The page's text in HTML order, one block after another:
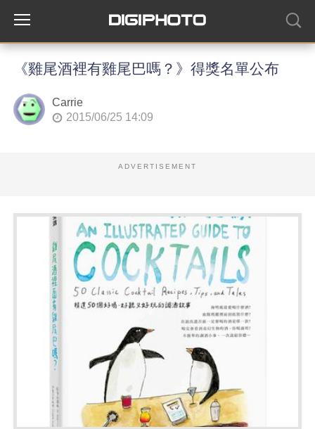
《雞尾酒裡有雞尾巴嗎？》得獎名單公布
Carrie
2015/06/25 14:09
ADVERTISEMENT